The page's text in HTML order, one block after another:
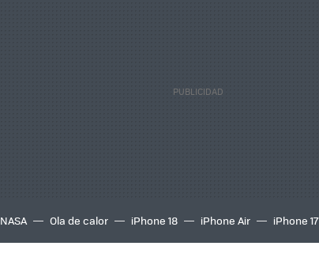
NASA Ola de calor iPhone 18 iPhone Air iPhone 17